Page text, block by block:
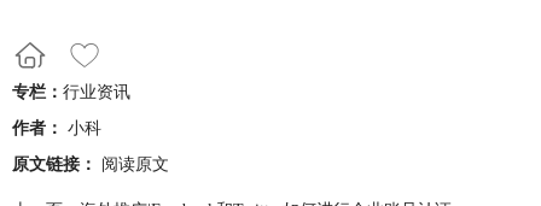
专栏： 行业资讯
作者： 小科
原文链接：
阅读原文